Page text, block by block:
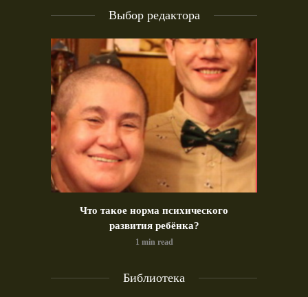
Выбор редактора
Что такое норма психического
развития ребёнка?
1 min read
Библиотека